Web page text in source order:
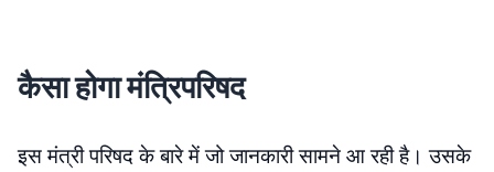
कैसा होगा मंत्रिपरिषद
इस मंत्री परिषद के बारे में जो जानकारी सामने आ रही है। उसके